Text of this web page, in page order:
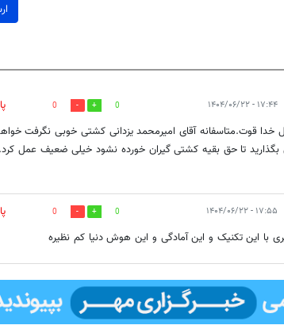
۱۷:۴۴ - ۱۴۰۴/۰۶/۲۲ 0
0
قوت.متاسفانه آقای امیرمحمد یزدانی کشتی خوبی نگرفت
بگذارید تا حق بقیه کشتی گیران خورده نشود خیلی ضعیف عمل
۱۷:۵۵ - ۱۴۰۴/۰۶/۲۲ 0
0
با این تکنیک و این آمادگی و این هوش دنیا کم نظیره